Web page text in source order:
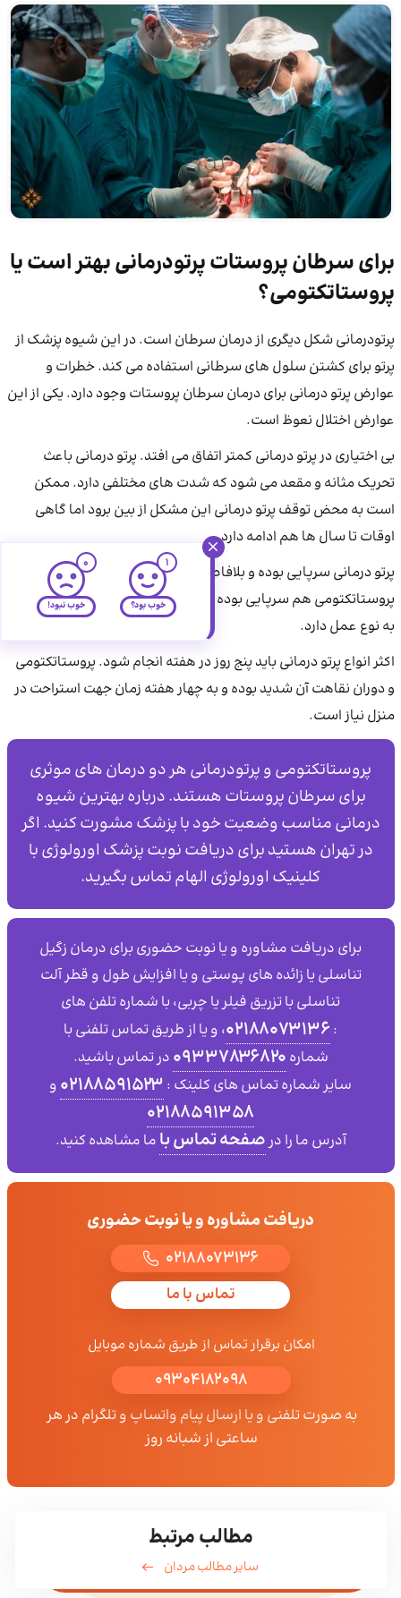
برای سرطان پروستات پرتودرمانی بهتر است یا
پروستاتکتومی؟
پرتودرمانی شکل دیگری از درمان سرطان است. در این شیوه پزشک از
پرتو برای کشتن سلول ‌های سرطانی استفاده می ‌کند. خطرات و
عوارض پرتو درمانی برای درمان سرطان پروستات وجود دارد. یکی از این
عوارض اختلال نعوظ است.
بی اختیاری در پرتو درمانی کمتر اتفاق می ‌افتد. پرتو درمانی باعث
تحریک مثانه و مقعد می شود که شدت‌ های مختلفی دارد. ممکن
است به محض توقف پرتو درمانی این مشکل از بین برود اما گاهی
اوقات تا سال‌ ها هم ادامه دارد.
پرتو درمانی سرپایی بوده و بلافاصله به منزل برمی ‌گردید.
پروستاتکتومی هم سرپایی بوده و هم به بستری نیاز دارد که بستگی
به نوع عمل دارد.
اکثر انواع پرتو درمانی باید پنج روز در هفته انجام شود. پروستاتکتومی
و دوران نقاهت آن شدید بوده و به چهار هفته زمان جهت استراحت در
منزل نیاز است.
پروستاتکتومی و پرتودرمانی هر دو درمان های موثری
برای سرطان پروستات هستند. درباره بهترین شیوه
درمانی مناسب وضعیت خود با پزشک مشورت کنید. اگر
در تهران هستید برای دریافت نوبت پزشک اورولوژی با
کلینیک اورولوژی الهام تماس بگیرید.
برای دریافت مشاوره و یا نوبت حضوری برای درمان زگیل
تناسلی یا زائده های پوستی و یا افزایش طول و قطر آلت
تناسلی با تزریق فیلر یا چربی، با شماره تلفن های
: ۰۲۱۸۸۰۷۳۱۳۶، و یا از طریق تماس تلفنی با
شماره ۰۹۳۳۷۸۳۶۸۲۰ در تماس باشید.
سایر شماره تماس های کلینک : 02188591523 و
02188591358
آدرس ما را درصفحه تماس با ما مشاهده کنید.
دریافت مشاوره و یا نوبت حضوری
02188073136
تماس با ما
امکان برقرار تماس از طریق شماره موبایل
09304182098
به صورت تلفنی و یا ارسال پیام واتساپ و تلگرام در هر
ساعتی از شبانه روز
مطالب مرتبط
سایر مطالب مردان
خوب بود؟
1
خوب نبود!
0